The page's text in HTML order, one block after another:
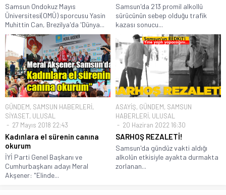
Samsun Ondokuz Mayıs
Üniversitesi(OMÜ) sporcusu Yasin
Muhittin Can, Brezilya'da 'Dünya...
Samsun'da 213 promil alkollü
sürücünün sebep olduğu trafik
kazası sonucu...
GÜNDEM, SAMSUN HABERLERİ,
SİYASET, ULUSAL
27 Mayıs 2018 22:43
Kadınlara el sürenin canına
okurum
İYİ Parti Genel Başkanı ve
Cumhurbaşkanı adayı Meral
Akşener: "Elinde...
ASAYİŞ, GÜNDEM, SAMSUN
HABERLERİ, ULUSAL
20 Haziran 2022 16:30
SARHOŞ REZALETİ!
Samsun'da gündüz vakti aldığı
alkolün etkisiyle ayakta durmakta
zorlanan...